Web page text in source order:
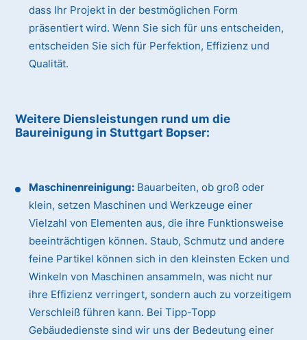
dass Ihr Projekt in der bestmöglichen Form
präsentiert wird. Wenn Sie sich für uns entscheiden,
entscheiden Sie sich für Perfektion, Effizienz und
Qualität.
Weitere Diensleistungen rund um die
Baureinigung in Stuttgart Bopser:
Maschinenreinigung: Bauarbeiten, ob groß oder
klein, setzen Maschinen und Werkzeuge einer
Vielzahl von Elementen aus, die ihre Funktionsweise
beeinträchtigen können. Staub, Schmutz und andere
feine Partikel können sich in den kleinsten Ecken und
Winkeln von Maschinen ansammeln, was nicht nur
ihre Effizienz verringert, sondern auch zu vorzeitigem
Verschleiß führen kann. Bei Tipp-Topp
Gebäudedienste sind wir uns der Bedeutung einer